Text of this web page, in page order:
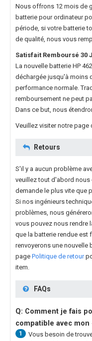
Nous offrons 12 mois de
batterie pour ordinateur
période, si votre batterie
de qualité, nous vous
Satisfait Remboursé 30
La nouvelle batterie HP
déchargée jusqu'à moins
performance normale.
remboursement ne peut
Dans ce but, nous
Veuillez visiter notre page
Retours
S'il y a aucun problème
veuillez tout d'abord
demande le plus vite que
Si nos ingénieurs
problèmes, nous
vous pouvez nous rendre
que la batterie rendue est
renvoyerons une nouvelle
page Politique de retour
item.
FAQs
Q: Comment je fais
compatible avec
1
Vous besoin de